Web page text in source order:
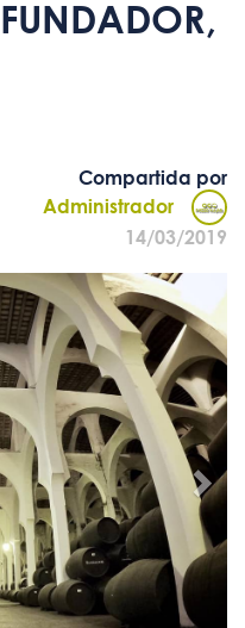
Compartida por
Administrador
14/03/2019